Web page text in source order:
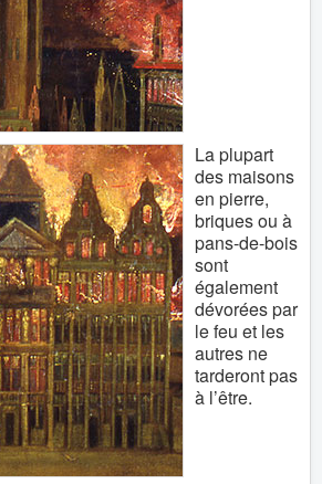
La plupart
des maisons
en pierre,
briques ou à
pans-de-bois
sont
également
dévorées par
le feu et les
autres ne
tarderont pas
à l’être.